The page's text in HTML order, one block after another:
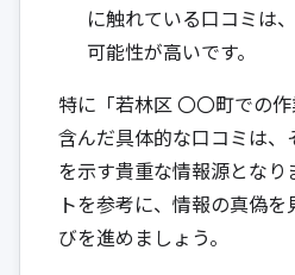
に触れている口コミは
可能性が高いです。
特に「若林区 〇〇町での
含んだ具体的な口コミは
を示す貴重な情報源となり
トを参考に、情報の真偽
びを進めましょう。